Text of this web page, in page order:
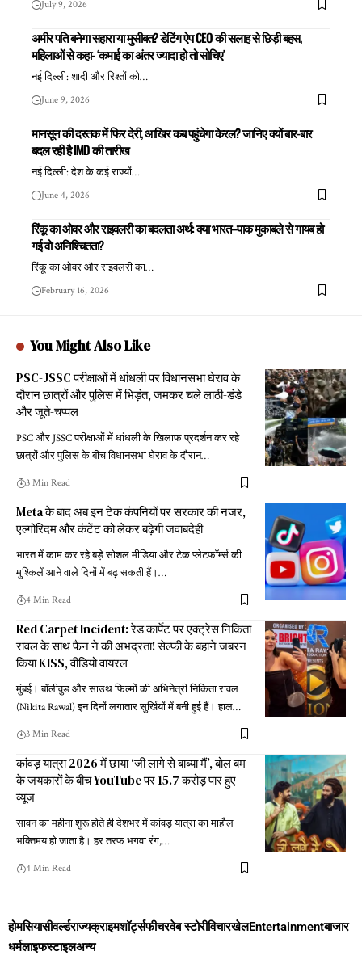
July 9, 2026
अमीर पति बनेगा सहारा या मुसीबत? डेटिंग ऐप CEO की सलाह से छिड़ी बहस,
महिलाओं से कहा- ‘कमाई का अंतर ज्यादा हो तो सोचिए’
नई दिल्ली: शादी और रिश्तों को…
June 9, 2026
मानसून की दस्तक में फिर देरी, आखिर कब पहुंचेगा केरल? जानिए क्यों बार-बार
बदल रही है IMD की तारीख
नई दिल्ली: देश के कई राज्यों…
June 4, 2026
रिंकू का ओवर और राइवलरी का बदलता अर्थ: क्या भारत–पाक मुकाबले से गायब हो
गई वो अनिश्चितता?
रिंकू का ओवर और राइवलरी का…
February 16, 2026
You Might Also Like
PSC-JSSC परीक्षाओं में धांधली पर विधानसभा घेराव के
दौरान छात्रों और पुलिस में भिड़ंत, जमकर चले लाठी-डंडे
और जूते-चप्पल
PSC और JSSC परीक्षाओं में धांधली के खिलाफ प्रदर्शन कर रहे
छात्रों और पुलिस के बीच विधानसभा घेराव के दौरान…
3 Min Read
Meta के बाद अब इन टेक कंपनियों पर सरकार की नजर,
एल्गोरिदम और कंटेंट को लेकर बढ़ेगी जवाबदेही
भारत में काम कर रहे बड़े सोशल मीडिया और टेक प्लेटफॉर्म्स की
मुश्किलें आने वाले दिनों में बढ़ सकती हैं।…
4 Min Read
Red Carpet Incident: रेड कार्पेट पर एक्ट्रेस निकिता
रावल के साथ फैन ने की अभद्रता! सेल्फी के बहाने जबरन
किया KISS, वीडियो वायरल
मुंबई। बॉलीवुड और साउथ फिल्मों की अभिनेत्री निकिता रावल
(Nikita Rawal) इन दिनों लगातार सुर्खियों में बनी हुई हैं। हाल…
3 Min Read
कांवड़ यात्रा 2026 में छाया ‘जी लागे से बाब्या मैं’, बोल बम
के जयकारों के बीच YouTube पर 15.7 करोड़ पार हुए
व्यूज
सावन का महीना शुरू होते ही देशभर में कांवड़ यात्रा का माहौल
भक्तिमय हो जाता है। हर तरफ भगवा रंग,…
4 Min Read
होमसियासीवर्ल्डराज्यक्राइमशॉर्ट्सफीचरवेब स्टोरीविचारखेलEntertainmentबाजार
धर्मलाइफस्टाइलअन्य